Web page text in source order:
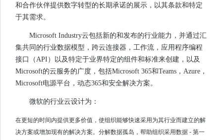
和合作伙伴提供数字转型的长期承诺的展示，以其条款和特定
于其需求。
Microsoft Industry云包括新的和发布的行业能力，并通过汇
集共同的行业数据模型，跨云连接器，工作流，应用程序编程
接口（API）以及特定于业界特定的组件和标准来创建，以及
Microsoft的云服务的广度，包括Microsoft 365和Teams，Azure，
Microsoft电源平台，动态365和安全解决方案。
微软的行业云设计为：
在更短的时间内提供更多价值，使组织能够快速采用为其行业而建立的解
决方案或增加现有的解决方案。分解数据孤岛，帮助组织采用数据 - 第一